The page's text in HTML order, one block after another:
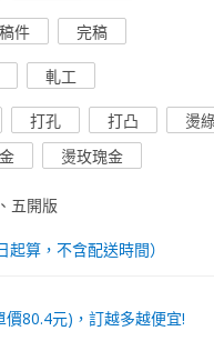
件 完稿
軋工
打孔 打凸 燙
燙玫瑰金
五開版
起算，不含配送時間）
價80.4元)，訂越多越便宜!